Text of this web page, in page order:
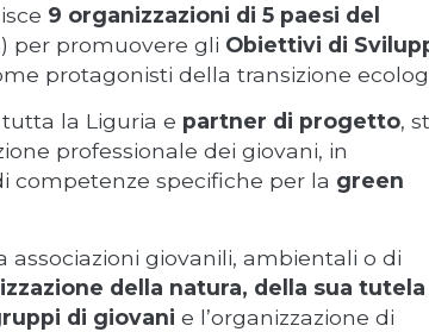
9 organizzazioni di 5 paesi del
per promuovere gli Obiettivi di
protagonisti della transizione
la Liguria e partner di progetto,
professionale dei giovani, in
competenze specifiche per la green
giovanili, ambientali o di
della natura, della sua tutela
di giovani e l’organizzazione di